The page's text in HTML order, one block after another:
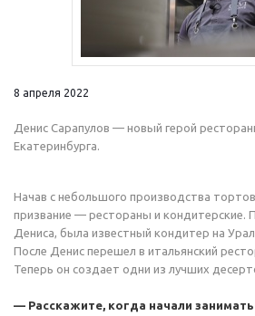
8 апреля 2022
Денис Сарапулов — новый герой
Екатеринбурга.
Начав с небольшого производства
призвание — рестораны и кондитерские.
Дениса, была известный кондитер на
После Денис перешел в итальянский
Теперь он создает одни из лучших
— Расскажите, когда начали